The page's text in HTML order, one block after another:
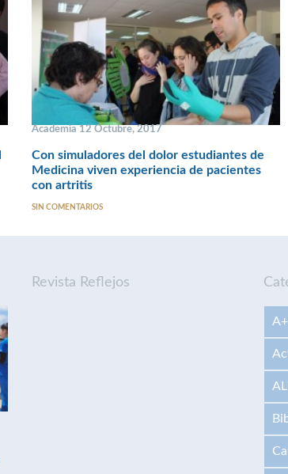
Academia 12 Octubre, 2017
Con simuladores del dolor estudiantes de
Medicina viven experiencia de pacientes
con artritis
SIN COMENTARIOS
Revista Reflejos